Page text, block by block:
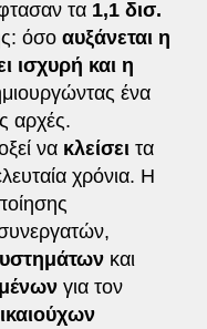
τα 1,1 δισ.
όσο αυξάνεται η
ισχυρή και η
ένα
αρχές.
να κλείσει τα
χρόνια. Η
και
για τον